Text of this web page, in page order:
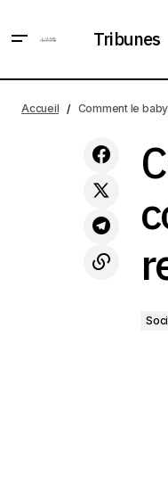
Tribunes
droits de douane sur
Accueil Comment le